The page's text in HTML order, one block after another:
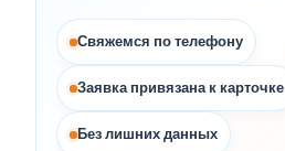
Свяжемся по телефону
Заявка привязана к карточке
Без лишних данных